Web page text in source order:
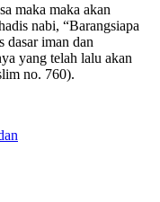
maka maka akan
nabi, “Barangsiapa
dasar iman dan
yang telah lalu akan
no. 760).